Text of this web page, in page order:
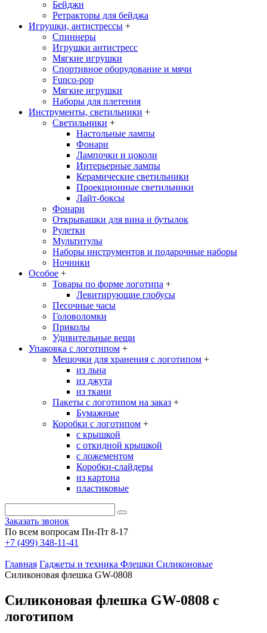
Бейджи
Ретракторы для бейджа
Игрушки, антистрессы +
Спиннеры
Игрушки антистресс
Мягкие игрушки
Спортивное оборудование и мячи
Funco-pop
Мягкие игрушки
Наборы для плетения
Инструменты, светильники +
Светильники +
Настольные лампы
Фонари
Лампочки и цоколи
Интерьерные лампы
Керамические светильники
Проекционные светильники
Лайт-боксы
Фонари
Открывашки для вина и бутылок
Рулетки
Мультитулы
Наборы инструментов и подарочные наборы
Ночники
Особое +
Товары по форме логотипа +
Левитирующие глобусы
Песочные часы
Головоломки
Приколы
Удивительные вещи
Упаковка с логотипом +
Мешочки для хранения с логотипом +
из льна
из джута
из ткани
Пакеты с логотипом на заказ +
Бумажные
Коробки с логотипом +
с крышкой
с откидной крышкой
с ложементом
Коробки-слайдеры
из картона
пластиковые
Заказать звонок
По всем вопросам Пн-Пт 8-17
+7 (499) 348-11-41
Главная Гаджеты и техника Флешки Силиконовые
Силиконовая флешка GW-0808
Силиконовая флешка GW-0808 с
логотипом